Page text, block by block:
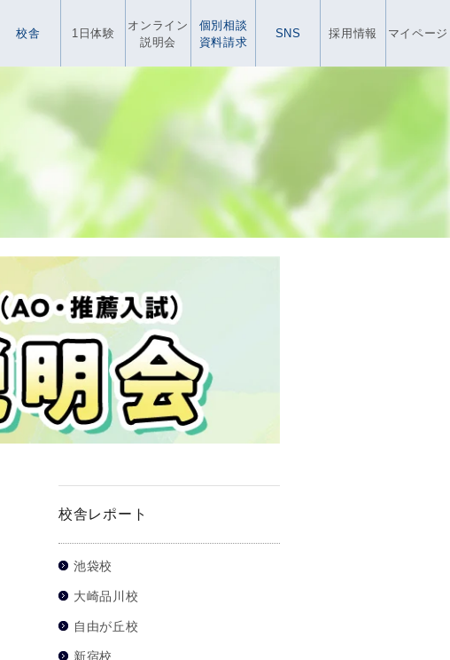
校舎 1日体験
オンライン
説明会
個別相談
資料請求
SNS 採用情報 マイページ
校舎レポート
池袋校
大崎品川校
自由が丘校
新宿校